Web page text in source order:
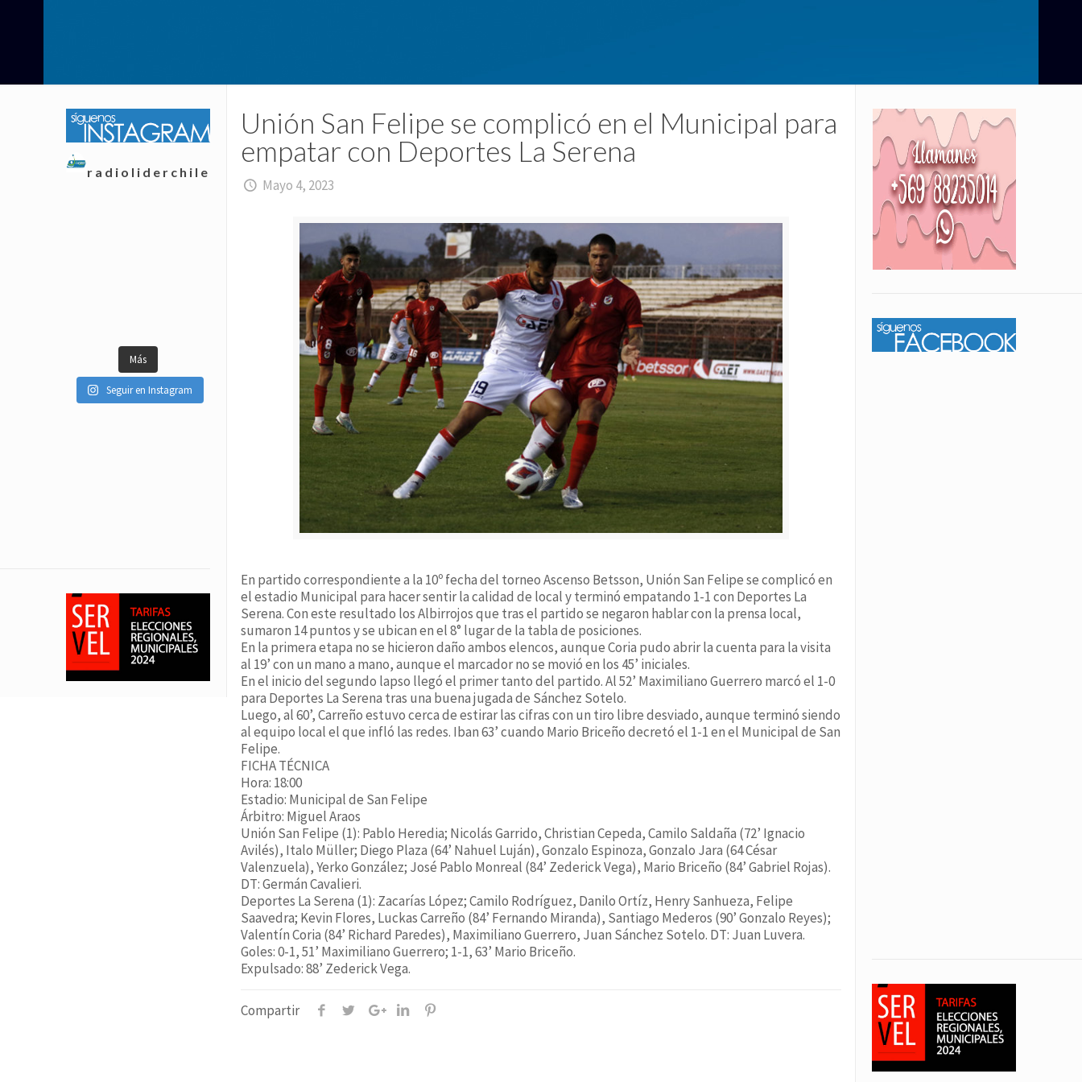
Unión San Felipe se complicó en el Municipal para
empatar con Deportes La Serena
Mayo 4, 2023
En partido correspondiente a la 10º fecha del torneo Ascenso Betsson, Unión San Felipe se complicó en
el estadio Municipal para hacer sentir la calidad de local y terminó empatando 1-1 con Deportes La
Serena. Con este resultado los Albirrojos que tras el partido se negaron hablar con la prensa local,
sumaron 14 puntos y se ubican en el 8° lugar de la tabla de posiciones.
En la primera etapa no se hicieron daño ambos elencos, aunque Coria pudo abrir la cuenta para la visita
al 19’ con un mano a mano, aunque el marcador no se movió en los 45’ iniciales.
En el inicio del segundo lapso llegó el primer tanto del partido. Al 52’ Maximiliano Guerrero marcó el 1-0
para Deportes La Serena tras una buena jugada de Sánchez Sotelo.
Luego, al 60’, Carreño estuvo cerca de estirar las cifras con un tiro libre desviado, aunque terminó siendo
al equipo local el que infló las redes. Iban 63’ cuando Mario Briceño decretó el 1-1 en el Municipal de San
Felipe.
FICHA TÉCNICA
Hora: 18:00
Estadio: Municipal de San Felipe
Árbitro: Miguel Araos
Unión San Felipe (1): Pablo Heredia; Nicolás Garrido, Christian Cepeda, Camilo Saldaña (72’ Ignacio
Avilés), Italo Müller; Diego Plaza (64’ Nahuel Luján), Gonzalo Espinoza, Gonzalo Jara (64 César
Valenzuela), Yerko González; José Pablo Monreal (84’ Zederick Vega), Mario Briceño (84’ Gabriel Rojas).
DT: Germán Cavalieri.
Deportes La Serena (1): Zacarías López; Camilo Rodríguez, Danilo Ortíz, Henry Sanhueza, Felipe
Saavedra; Kevin Flores, Luckas Carreño (84’ Fernando Miranda), Santiago Mederos (90’ Gonzalo Reyes);
Valentín Coria (84’ Richard Paredes), Maximiliano Guerrero, Juan Sánchez Sotelo. DT: Juan Luvera.
Goles: 0-1, 51’ Maximiliano Guerrero; 1-1, 63’ Mario Briceño.
Expulsado: 88’ Zederick Vega.
Compartir
radioliderchile
Más
Seguir en Instagram